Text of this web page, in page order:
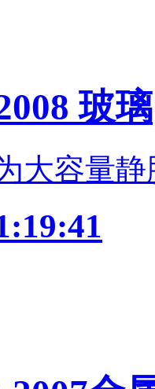
玻璃
大容量